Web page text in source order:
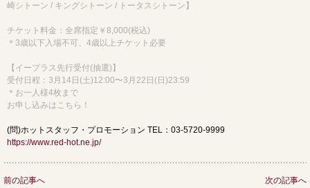
崎シトーン / キングシトーン / トータスシトーン】
チケット料金：全席指定￥8,000(税込)
＊3歳以下入場不可、4歳以上チケット必要
【イープラス先行受付(抽選)】
受付日程：3月14日(土)12:00〜3月22日(日)23:59
＊お一人様4枚まで
お申し込みはこちら ！
(問)ホットスタッフ・プロモーション TEL：03-5720-9999
https://www.red-hot.ne.jp/
前の記事へ 次の記事へ